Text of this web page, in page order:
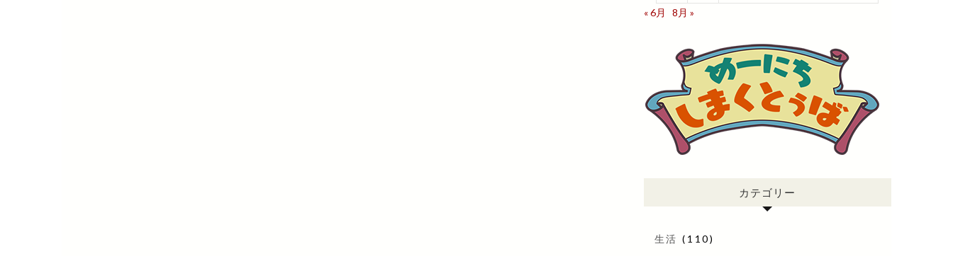
« 6月
8月 »
カテゴリー
生活 (110)